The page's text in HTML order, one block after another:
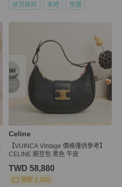
狀況良好 本地 免運
Celine
【VUINCA Vintage 價格僅供參考】
CELINE 豌豆包 黑色 牛皮
TWD 58,880
現折 2,000